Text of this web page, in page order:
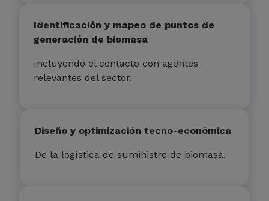
Identificación y mapeo de puntos de
generación de biomasa
Incluyendo el contacto con agentes
relevantes del sector.
Diseño y optimización tecno-económica
De la logística de suministro de biomasa.